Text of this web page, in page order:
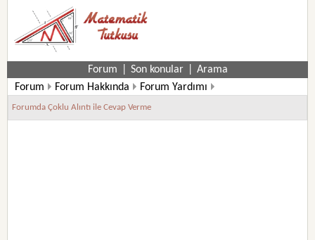
Forum Son konular
Arama
Forum
Forum Hakkında Forum Yardımı
Forumda Çoklu Alıntı ile Cevap Verme